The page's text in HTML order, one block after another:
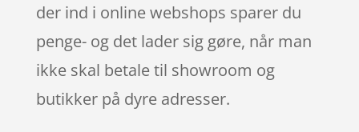
der ind i online webshops sparer du
penge- og det lader sig gøre, når man
ikke skal betale til showroom og
butikker på dyre adresser.